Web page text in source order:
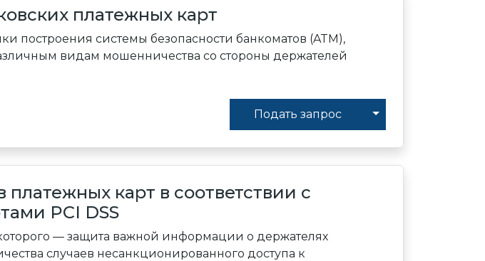
платежных карт
построения системы безопасности банкоматов (ATM),
видам мошенничества со стороны держателей
Подать запрос Toggle Dropdown
карт в соответствии с
PCI DSS
— защита важной информации о держателях
случаев несанкционированного доступа к